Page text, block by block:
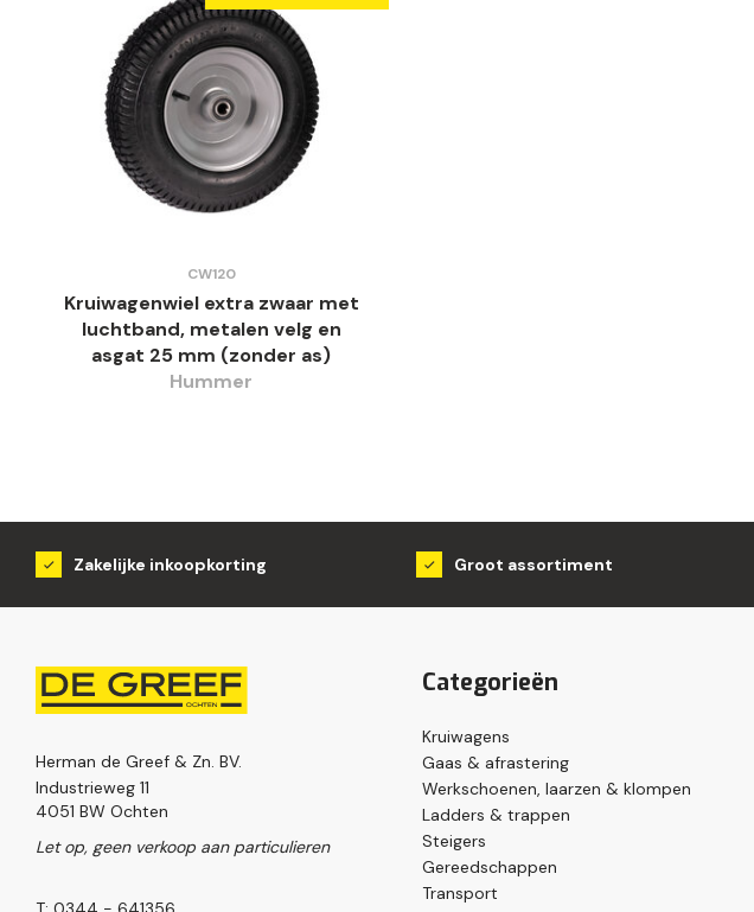
CW120
Kruiwagenwiel extra zwaar met
luchtband, metalen velg en
asgat 25 mm (zonder as)
Hummer
Zakelijke inkoopkorting Groot assortiment
Herman de Greef & Zn. BV.
Industrieweg 11
4051 BW Ochten
Let op, geen verkoop aan particulieren
Categorieën
Kruiwagens
Gaas & afrastering
Werkschoenen, laarzen & klompen
Ladders & trappen
Steigers
Gereedschappen
Transport